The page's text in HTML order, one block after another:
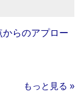
らのアプロー
もっと見る »